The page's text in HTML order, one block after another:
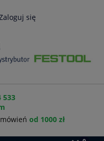
się
533
od 1000 zł